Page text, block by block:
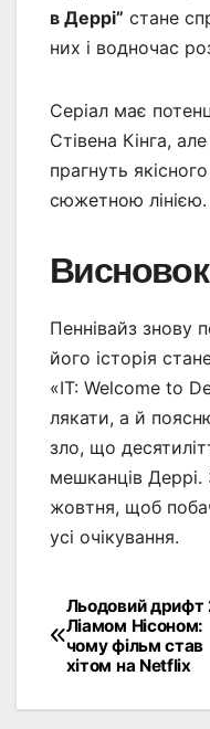
в Деррі” стане
них і водночас
Серіал має
Стівена Кінга,
прагнуть
сюжетною лінією.
Висновок
Пеннівайз знову
його історія
«IT: Welcome to
лякати, а й
зло, що
мешканців
жовтня, щоб
усі очікування.
Навігація
записів
Льодовий дрифт
Ліамом Нісоном:
чому фільм став
хітом на Netflix